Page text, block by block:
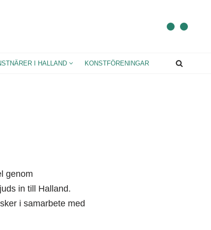
I HALLAND KONSTFÖRENINGAR
genom
in till Halland.
i samarbete med